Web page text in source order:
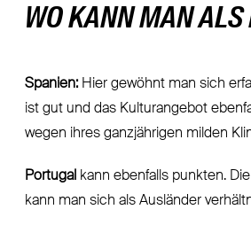
WO KANN MAN ALS
Spanien:Hier gewöhnt man sich
ist gut und das Kulturangebot
wegen ihres ganzjährigen milden
Portugal kann ebenfalls punkten.
kann man sich als Ausländer